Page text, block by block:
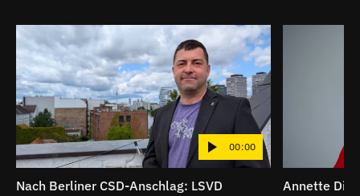
00:00
Nach Berliner CSD-Anschlag: LSVD
Annette